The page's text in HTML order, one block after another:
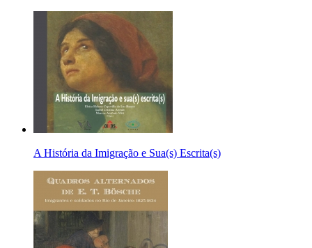
A História da Imigração e Sua(s) Escrita(s)